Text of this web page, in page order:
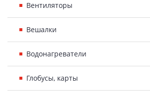
Вентиляторы
Вешалки
Водонагреватели
Глобусы, карты